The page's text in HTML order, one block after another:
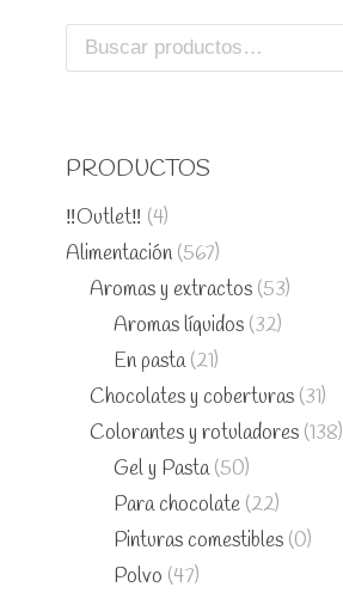
PRODUCTOS
‼️Outlet‼️ (4)
Alimentación (567)
Aromas y extractos (53)
Aromas líquidos (32)
En pasta (21)
Chocolates y coberturas (31)
Colorantes y rotuladores (138)
Gel y Pasta (50)
Para chocolate (22)
Pinturas comestibles (0)
Polvo (47)